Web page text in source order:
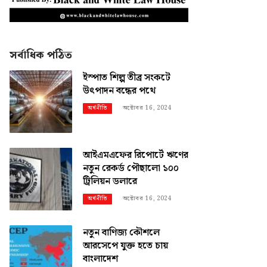
সর্বাধিক পঠিত
ইস্পাত শিল্প তীব্র সংকটে
উৎপাদন বন্ধের পথে
অর্থনীতি অক্টোবর 16, 2024
আইএমএফের রিপোর্টে ঋণের
নতুন রেকর্ড পৌছালো ১০০
ট্রিলিয়ন ডলারে
অর্থনীতি অক্টোবর 16, 2024
নতুন বাণিজ্য কৌশলে
আরসেপে যুক্ত হতে চায়
বাংলাদেশ